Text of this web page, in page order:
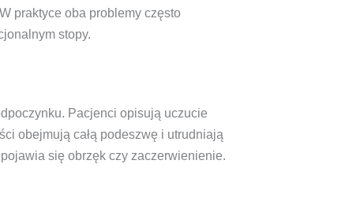
praktyce oba problemy często
stopy.
Pacjenci opisują uczucie
obejmują całą podeszwę i utrudniają
się obrzęk czy zaczerwienienie.